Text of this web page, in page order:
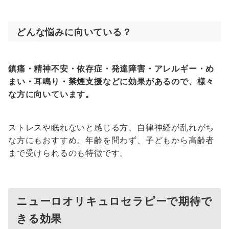
どんな悩みに向いている？
鎮痛・精神不安・依存症・発達障害・アレルギー・め
まい・耳鳴り・禁煙支援などに効果があるので、様々
な方に向いています。
ストレスや眠れないと感じる方、自律神経が乱れがち
な方にもおすすめ。年齢を問わず、子どもから高齢者
まで受けられるのも特徴です。
ニューロオリキュロセラピーで期待で
きる効果